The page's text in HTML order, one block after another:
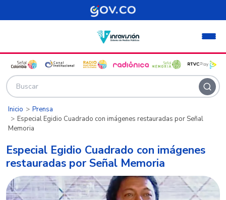
Pasar al contenido principal
Inicio
Prensa
Especial Egidio Cuadrado con imágenes restauradas por Señal
Memoria
Especial Egidio Cuadrado con imágenes
restauradas por Señal Memoria